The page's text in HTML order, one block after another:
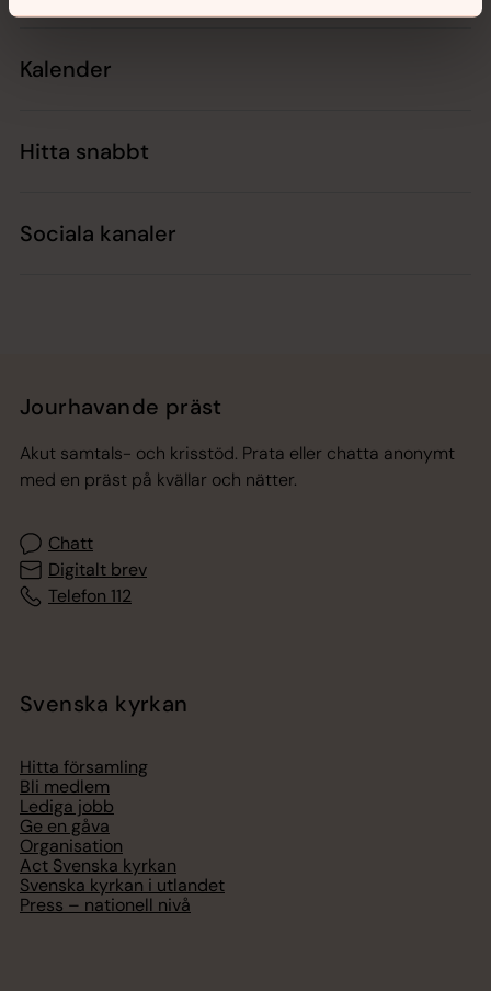
Kalender
Hitta snabbt
Sociala kanaler
Jourhavande präst
Akut samtals- och krisstöd. Prata eller chatta anonymt
med en präst på kvällar och nätter.
Chatt
Digitalt brev
Telefon 112
Svenska kyrkan
Hitta församling
Bli medlem
Lediga jobb
Ge en gåva
Organisation
Act Svenska kyrkan
Svenska kyrkan i utlandet
Press – nationell nivå